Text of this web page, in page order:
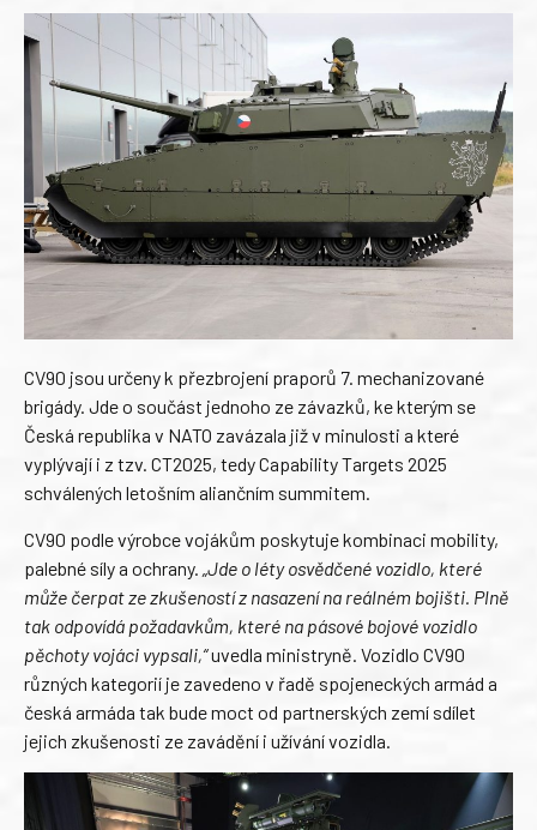
CV90 jsou určeny k přezbrojení praporů 7. mechanizované
brigády. Jde o součást jednoho ze závazků, ke kterým se
Česká republika v NATO zavázala již v minulosti a které
vyplývají i z tzv. CT2025, tedy Capability Targets 2025
schválených letošním aliančním summitem.
CV90 podle výrobce vojákům poskytuje kombinaci mobility,
palebné síly a ochrany. „Jde o léty osvědčené vozidlo, které
může čerpat ze zkušeností z nasazení na reálném bojišti. Plně
tak odpovídá požadavkům, které na pásové bojové vozidlo
pěchoty vojáci vypsali,“uvedla ministryně. Vozidlo CV90
různých kategorií je zavedeno v řadě spojeneckých armád a
česká armáda tak bude moct od partnerských zemí sdílet
jejich zkušenosti ze zavádění i užívání vozidla.